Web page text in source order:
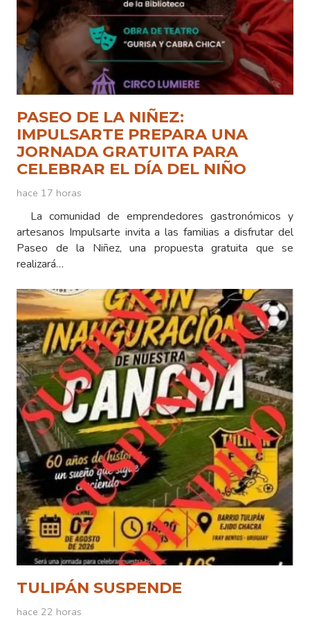
PASEO DE LA NIÑEZ:
IMPULSARTE PREPARA UNA
JORNADA GRATUITA PARA
CELEBRAR EL DÍA DEL NIÑO
hace 17 horas
La comunidad de emprendedores gastronómicos y
artesanos Impulsarte invita a las familias a disfrutar del
Paseo de la Niñez, una propuesta gratuita que se
realizará…
TULIPÁN SUSPENDE
hace 22 horas